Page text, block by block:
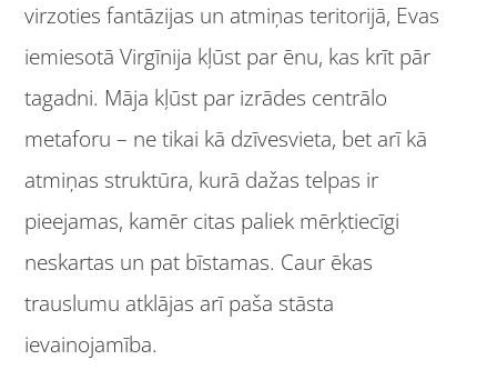
virzoties fantāzijas un atmiņas teritorijā, Evas
iemiesotā Virgīnija kļūst par ēnu, kas krīt pār
tagadni. Māja kļūst par izrādes centrālo
metaforu – ne tikai kā dzīvesvieta, bet arī kā
atmiņas struktūra, kurā dažas telpas ir
pieejamas, kamēr citas paliek mērķtiecīgi
neskartas un pat bīstamas. Caur ēkas
trauslumu atklājas arī paša stāsta
ievainojamība.